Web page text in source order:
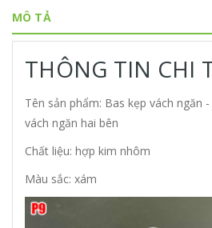
MÔ TẢ
THÔNG TIN CHI
Tên sản phẩm: Bas kẹp vách ngăn
vách ngăn hai bên
Chất liệu: hợp kim nhôm
Màu sắc: xám